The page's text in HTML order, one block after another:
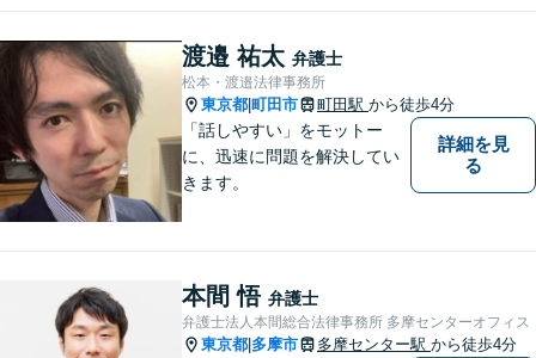
渡邉 祐太 弁護士
松本・渡邉法律事務所
東京都 町田市 町田駅 から徒歩4分
「話しやすい」をモットー
に、迅速に問題を解決してい
きます。
詳細を見
る
本間 悟 弁護士
弁護士法人本間総合法律事務所 多摩センターオフィス
東京都 多摩市 多摩センター駅 から徒歩4分